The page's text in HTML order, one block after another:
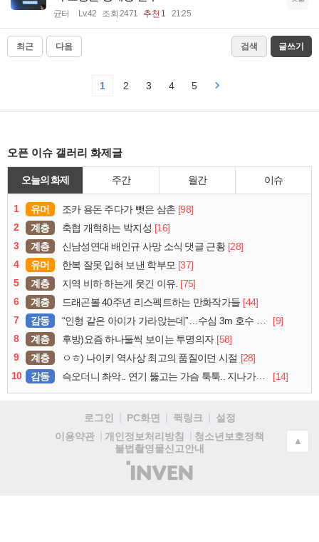
균터 Lv.42 조회 2471 추천 1 21:25
최근 다음 검색 글쓰기
1 2 3 4 5
오픈 이슈 갤러리 화제글
오늘의 화제 주간 월간 이슈
1 유머 조카 용돈 주다가 뺏은 삼촌 [98]
2
계층 축협 개혁하는 박지성 [16]
3
계층 신남성연대 배인규 사망 소식 댓글 근황 [28]
4
유머 한복 잘못 입혀 보낸 학부모 [37]
5
계층 지역 비하 하는게 웃긴 이유. [75]
6
계층 드래곤볼 40주년 리스펙트하는 만화작가들 [44]
7
감동 “인형 같은 아이가 가라앉는데”…수심 3m 호수 뛰어든 60대 의인
[9]
8
계층 후방)요즘 하나둘씩 보이는 투명의자 [58]
9
계층 ㅇㅎ) 나이키 역사상 최고의 품질이던 시절 [28]
10
감동 슥오더니 촤악.. 연기 뚫고는 가슴 툭툭.. 지나가던 아재의 정체 [14]
로그인 PC화면 퀵링크
설정
이용약관
개인정보처리방침
청소년보호정책
불법촬영물신고안내
(주)
인
▲